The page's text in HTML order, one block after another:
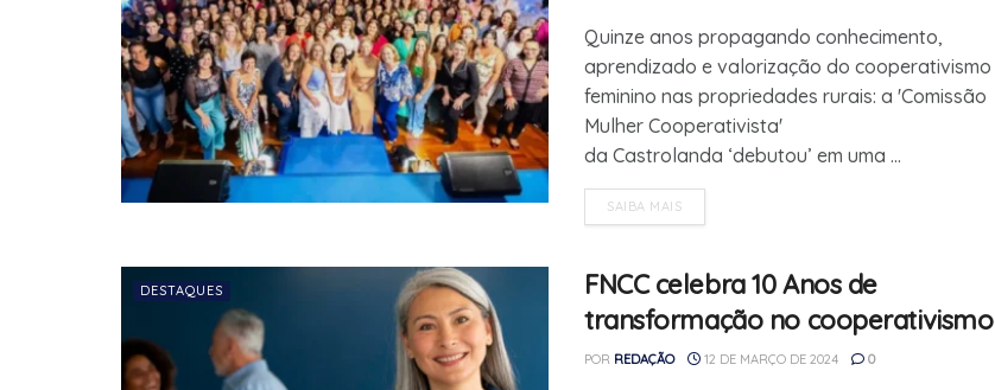
Quinze anos propagando conhecimento,
aprendizado e valorização do cooperativismo
feminino nas propriedades rurais: a 'Comissão
Mulher Cooperativista'
da Castrolanda ‘debutou’ em uma ...
SAIBA MAIS
DESTAQUES
FNCC celebra 10 Anos de
transformação no cooperativismo
POR REDAÇÃO 12 DE MARÇO DE 2024 0